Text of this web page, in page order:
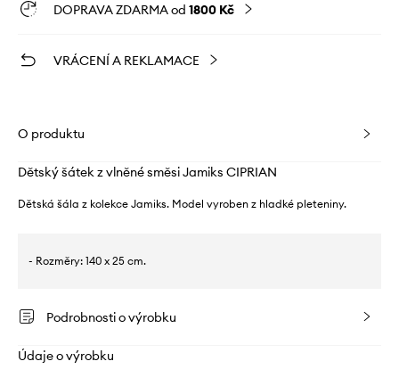
DOPRAVA ZDARMA od 1800 Kč
VRÁCENÍ A REKLAMACE
O produktu
Dětský šátek z vlněné směsi Jamiks CIPRIAN
Dětská šála z kolekce Jamiks. Model vyroben z hladké pleteniny.
- Rozměry: 140 x 25 cm.
Podrobnosti o výrobku
Údaje o výrobku